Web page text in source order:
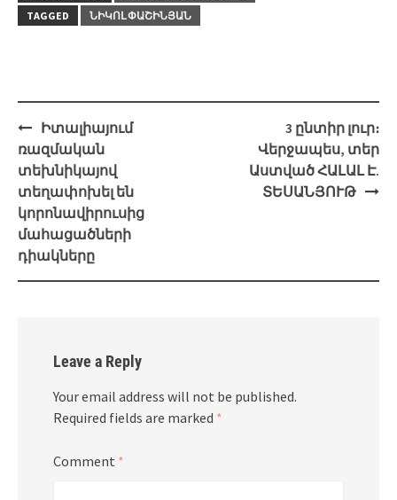
TAGGED
ՆԻԿՈԼ ՓԱՇԻՆՅԱՆ
Post
navigation
Իտալիայում
ռազմական
տեխնիկայով
տեղափոխել են
կորոնավիրուսից
մահացածների
դիակները
3 ընտիր լուր։
Վերջապես, տեր
Աստված ՀԱԼԱԼ Է.
ՏԵՍԱՆՅՈՒԹ
Leave a Reply
Your email address will not be published.
Required fields are marked *
Comment *